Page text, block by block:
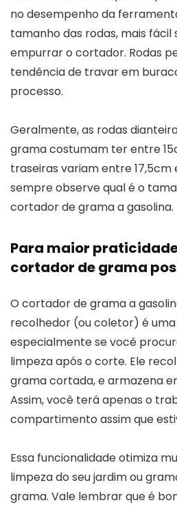
no desempenho da
tamanho das rodas, mais fácil
empurrar o cortador. Rodas
tendência de travar em
processo.
Geralmente, as rodas
grama costumam ter entre
traseiras variam entre 17,5cm
sempre observe qual é o
cortador de grama a gasolina.
Para maior
cortador de grama
O cortador de grama a
recolhedor (ou coletor) é
especialmente se você
limpeza após o corte. Ele
grama cortada, e armazena
Assim, você terá apenas o
compartimento assim que
Essa funcionalidade otimiza
limpeza do seu jardim ou
grama. Vale lembrar que é